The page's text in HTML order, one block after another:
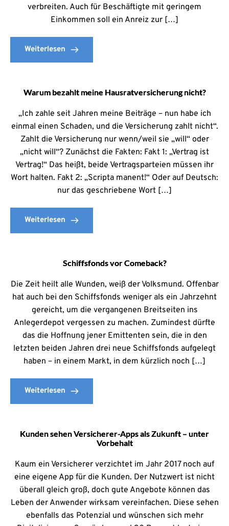
verbreiten. Auch für Beschäftigte mit geringem
Einkommen soll ein Anreiz zur […]
Weiterlesen
Warum bezahlt meine Hausratversicherung nicht?
„Ich zahle seit Jahren meine Beiträge – nun habe ich
einmal einen Schaden, und die Versicherung zahlt nicht“.
Zahlt die Versicherung nur wenn/weil sie „will“ oder
„nicht will“? Zunächst die Fakten: Fakt 1: „Vertrag ist
Vertrag!“ Das heißt, beide Vertragsparteien müssen ihr
Wort halten. Fakt 2: „Scripta manent!“ Oder auf Deutsch:
nur das geschriebene Wort […]
Weiterlesen
Schiffsfonds vor Comeback?
Die Zeit heilt alle Wunden, weiß der Volksmund. Offenbar
hat auch bei den Schiffsfonds weniger als ein Jahrzehnt
gereicht, um die vergangenen Breitseiten ins
Anlegerdepot vergessen zu machen. Zumindest dürfte
das die Hoffnung jener Emittenten sein, die in den
letzten beiden Jahren drei neue Schiffsfonds aufgelegt
haben – in einem Markt, in dem kürzlich noch […]
Weiterlesen
Kunden sehen Versicherer-Apps als Zukunft – unter
Vorbehalt
Kaum ein Versicherer verzichtet im Jahr 2017 noch auf
eine eigene App für die Kunden. Der Nutzwert ist nicht
überall gleich groß, doch gute Angebote können das
Leben der Anwender wirksam vereinfachen. Diese sehen
ebenfalls das Potenzial und wünschen sich mehr